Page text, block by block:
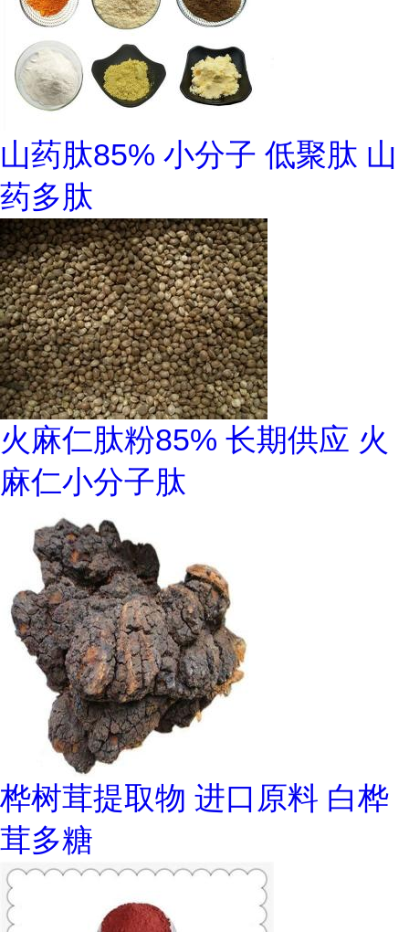
山药肽85% 小分子 低聚肽 山
药多肽
火麻仁肽粉85% 长期供应 火
麻仁小分子肽
桦树茸提取物 进口原料 白桦
茸多糖